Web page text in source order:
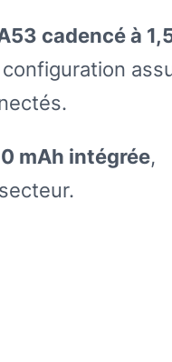
cadencé à
mAh intégrée,